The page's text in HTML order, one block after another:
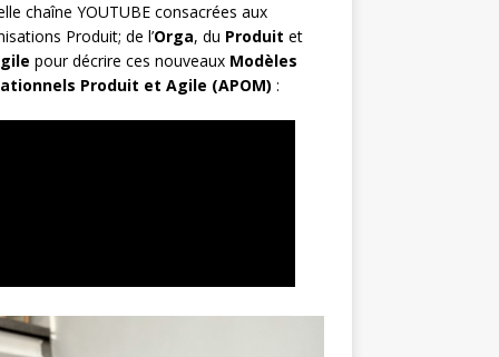
chaîne YOUTUBE consacrées aux
Produit; de l’Orga, du Produit et
pour décrire ces nouveaux Modèles
Produit et Agile (APOM) :